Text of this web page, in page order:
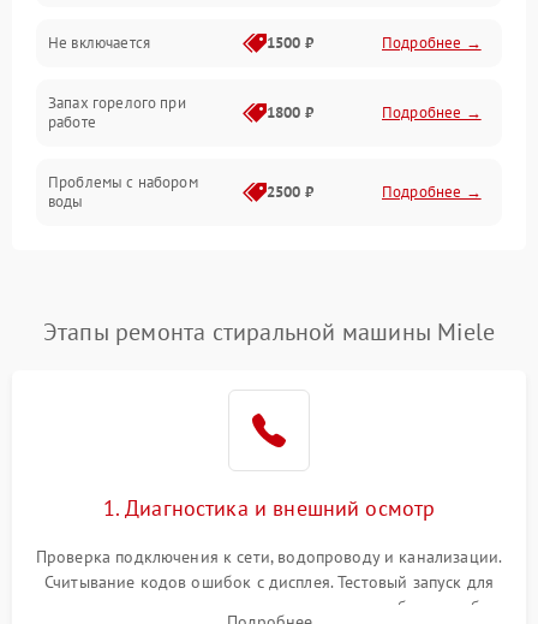
Не включается 1500 ₽ Подробнее →
Запах горелого при
работе
1800 ₽ Подробнее →
Проблемы с набором
воды
2500 ₽ Подробнее →
Замена платы управления Подробнее →
Этапы ремонта стиральной машины Miele
1. Диагностика и внешний осмотр
Проверка подключения к сети, водопроводу и канализации.
Считывание кодов ошибок с дисплея. Тестовый запуск для
выявления посторонних шумов, протечек или сбоев в работе